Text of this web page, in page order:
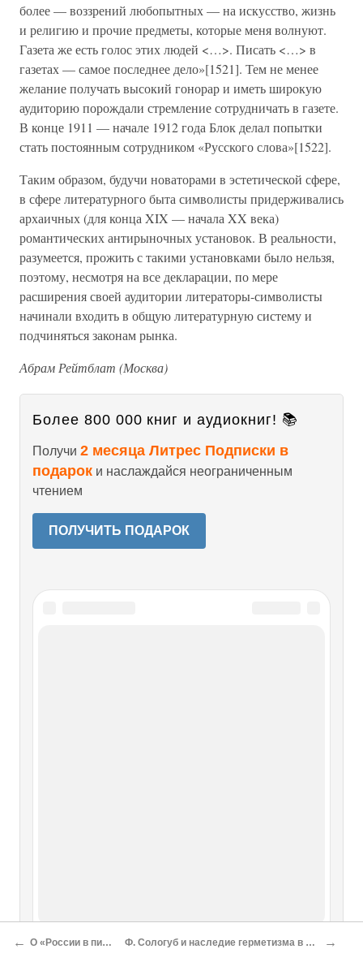
более — воззрений любопытных — на искусство, жизнь
и религию и прочие предметы, которые меня волнуют.
Газета же есть голос этих людей <…>. Писать <…> в
газетах — самое последнее дело»[1521]. Тем не менее
желание получать высокий гонорар и иметь широкую
аудиторию порождали стремление сотрудничать в газете.
В конце 1911 — начале 1912 года Блок делал попытки
стать постоянным сотрудником «Русского слова»[1522].
Таким образом, будучи новаторами в эстетической сфере,
в сфере литературного быта символисты придерживались
архаичных (для конца XIX — начала XX века)
романтических антирыночных установок. В реальности,
разумеется, прожить с такими установками было нельзя,
поэтому, несмотря на все декларации, по мере
расширения своей аудитории литераторы-символисты
начинали входить в общую литературную систему и
подчиняться законам рынка.
Абрам Рейтблат (Москва)
Более 800 000 книг и аудиокниг! 📚
Получи 2 месяца Литрес Подписки в
подарок и наслаждайся неограниченным
чтением
ПОЛУЧИТЬ ПОДАРОК
← О «России в письменах» Алексея Ремизова Ф. Сологуб и наследие герметизма в России начала XX века (к символике «Творимой легенды»[*] ) →